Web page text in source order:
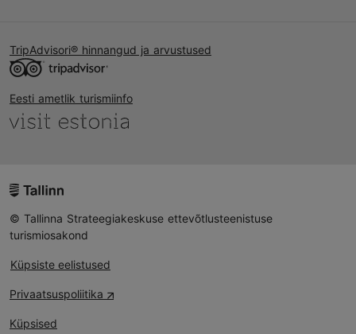
TripAdvisori® hinnangud ja arvustused
Eesti ametlik turismiinfo
© Tallinna Strateegiakeskuse ettevõtlusteenistuse
turismiosakond
Küpsiste eelistused
Privaatsuspoliitika
Küpsised